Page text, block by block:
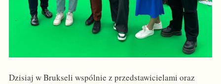
Dzisiaj w Brukseli wspólnie z przedstawicielami oraz